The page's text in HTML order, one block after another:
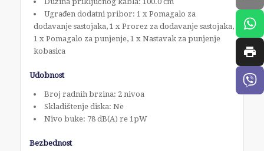
Ugrađen dodatni pribor: 1 x Pomagalo za
dodavanje sastojaka, 1 x Prorez za dodavanje sastojaka,
1 x Pomagalo za punjenje, 1 x Nastavak za punjenje
kobasica
Udobnost
Broj radnih brzina: 2 nivoa
Skladištenje diska: Ne
Nivo buke: 78 dB(A) re 1pW
Bezbednost